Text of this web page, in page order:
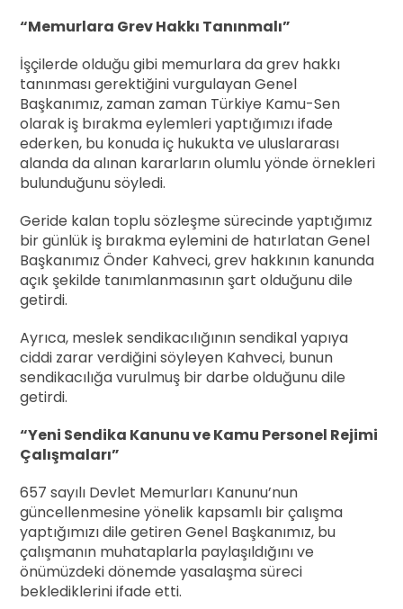
“Memurlara Grev Hakkı Tanınmalı”
İşçilerde olduğu gibi memurlara da grev hakkı
tanınması gerektiğini vurgulayan Genel
Başkanımız, zaman zaman Türkiye Kamu-Sen
olarak iş bırakma eylemleri yaptığımızı ifade
ederken, bu konuda iç hukukta ve uluslararası
alanda da alınan kararların olumlu yönde örnekleri
bulunduğunu söyledi.
Geride kalan toplu sözleşme sürecinde yaptığımız
bir günlük iş bırakma eylemini de hatırlatan Genel
Başkanımız Önder Kahveci, grev hakkının kanunda
açık şekilde tanımlanmasının şart olduğunu dile
getirdi.
Ayrıca, meslek sendikacılığının sendikal yapıya
ciddi zarar verdiğini söyleyen Kahveci, bunun
sendikacılığa vurulmuş bir darbe olduğunu dile
getirdi.
“Yeni Sendika Kanunu ve Kamu Personel Rejimi
Çalışmaları”
657 sayılı Devlet Memurları Kanunu’nun
güncellenmesine yönelik kapsamlı bir çalışma
yaptığımızı dile getiren Genel Başkanımız, bu
çalışmanın muhataplarla paylaşıldığını ve
önümüzdeki dönemde yasalaşma süreci
beklediklerini ifade etti.